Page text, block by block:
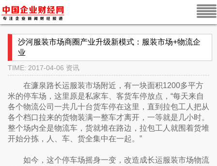
沙河服装市场商圈产业升级新模式：服装市场+物流企
业
TIME: 2017-04-06 资讯
在濂泉路长运服装市场附近，有一块面积1200多平方
米的停车场，这里原是私家车、客货车停放点，“每天来自
各个物流公司一共几十台货车停在这里，直到拉包工人把从
各个档口拉来的货物装满一整车才离开，一等就是几小时。
整个场内全是物流车，货就堆在路边，拉包工人就围着货堆
开始分拣，人、车、货全集中在一起。”
如今，这个停车场摇身一变，改造成长运服装市场物流